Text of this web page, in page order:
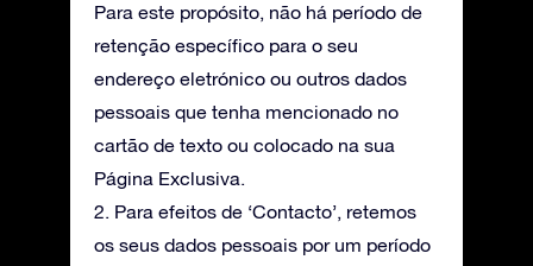
Para este propósito, não há período de
retenção específico para o seu
endereço eletrónico ou outros dados
pessoais que tenha mencionado no
cartão de texto ou colocado na sua
Página Exclusiva.
2. Para efeitos de ‘Contacto’, retemos
os seus dados pessoais por um período